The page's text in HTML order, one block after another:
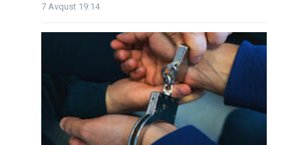
7 Avqust 19:14